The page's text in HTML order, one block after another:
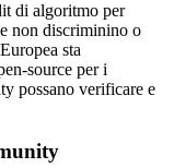
di algoritmo per
non discriminino o
sta
per i
possano verificare e